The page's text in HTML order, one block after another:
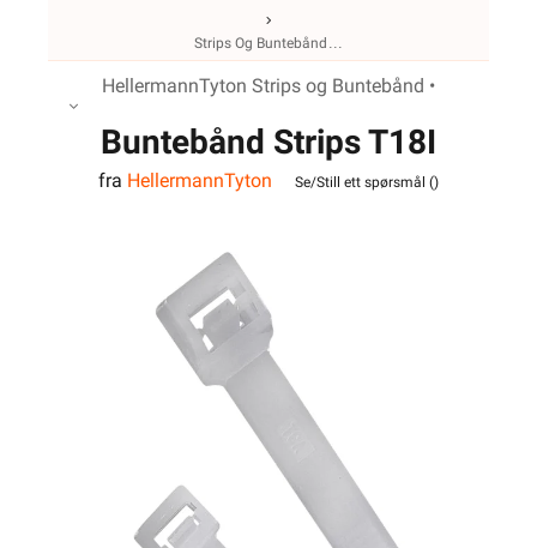
Strips Og Buntebånd
HellermannTyton Strips og Buntebånd •
Buntebånd Strips T18I
Naturell 144x2,5mm
fra HellermannTyton Se/Still ett spørsmål ()